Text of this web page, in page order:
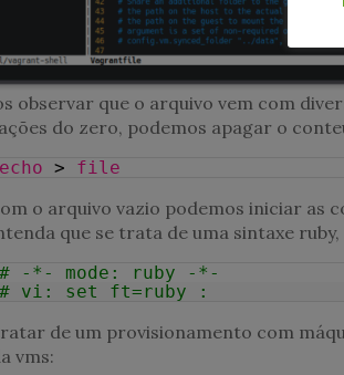
observar que o arquivo vem com
do zero, podemos apagar o
echo > file
o arquivo vazio podemos iniciar as
que se trata de uma sintaxe
# -*- mode: ruby -*-
# vi: set ft=ruby :
de um provisionamento com
vms: